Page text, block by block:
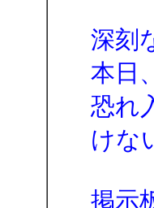
深刻
本日
恐れ
けな
掲示